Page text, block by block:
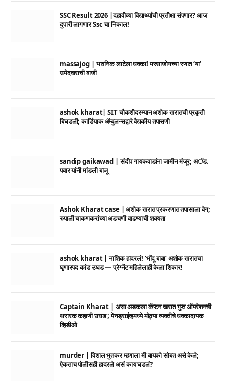
SSC Result 2026 |दहावीच्या विद्यार्थ्यांची प्रतीक्षा संपणार? आज
दुपारी लागणार Ssc चा निकाल!
massajog | भावनिक लाटेला धक्का! मस्साजोगच्या रणात ‘या’
उमेदवाराची बाजी
ashok kharat| SIT चौकशीदरम्यान अशोक खरातची प्रकृती
बिघडली; कार्डियाक ॲम्बुलन्सद्वारे वैद्यकीय तपासणी
sandip gaikawad | संदीप गायकवाडांना जामीन मंजूर; अॅड.
पवार यांनी मांडली बाजू
Ashok Kharat case | अशोक खरात प्रकरणात तपासाला वेग;
रुपाली चाकणकरांच्या अडचणी वाढण्याची शक्यता
ashok kharat | नाशिक हादरलं! ‘भोंदू बाबा’ अशोक खरातचा
घृणास्पद कांड उघड — प्रेग्नेंट महिलेलाही केला शिकार!
Captain Kharat | असा अडकला कॅप्टन खरात गुप्त ऑपरेशनची
थरारक कहाणी उघड ; पेनड्राईव्हमध्ये मोठ्या व्यक्तीचे धक्कादायक
व्हिडीओ
murder | विशाल भुतकर म्हणाला मी बायको सोबत असे केले;
ऐकताच पोलीसही हादरले असं काय घडलं?